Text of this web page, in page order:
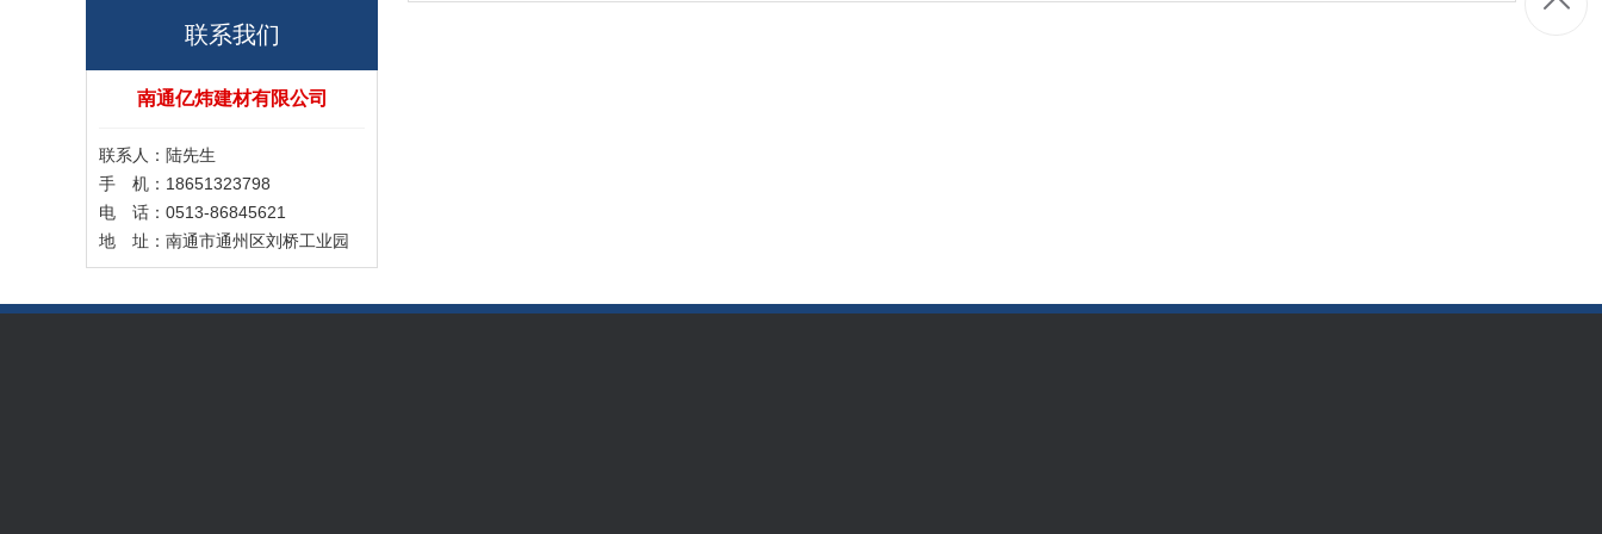
联系我们
南通亿炜建材有限公司
联系人：陆先生
手 机：18651323798
电 话：0513-86845621
地 址：南通市通州区刘桥工业园